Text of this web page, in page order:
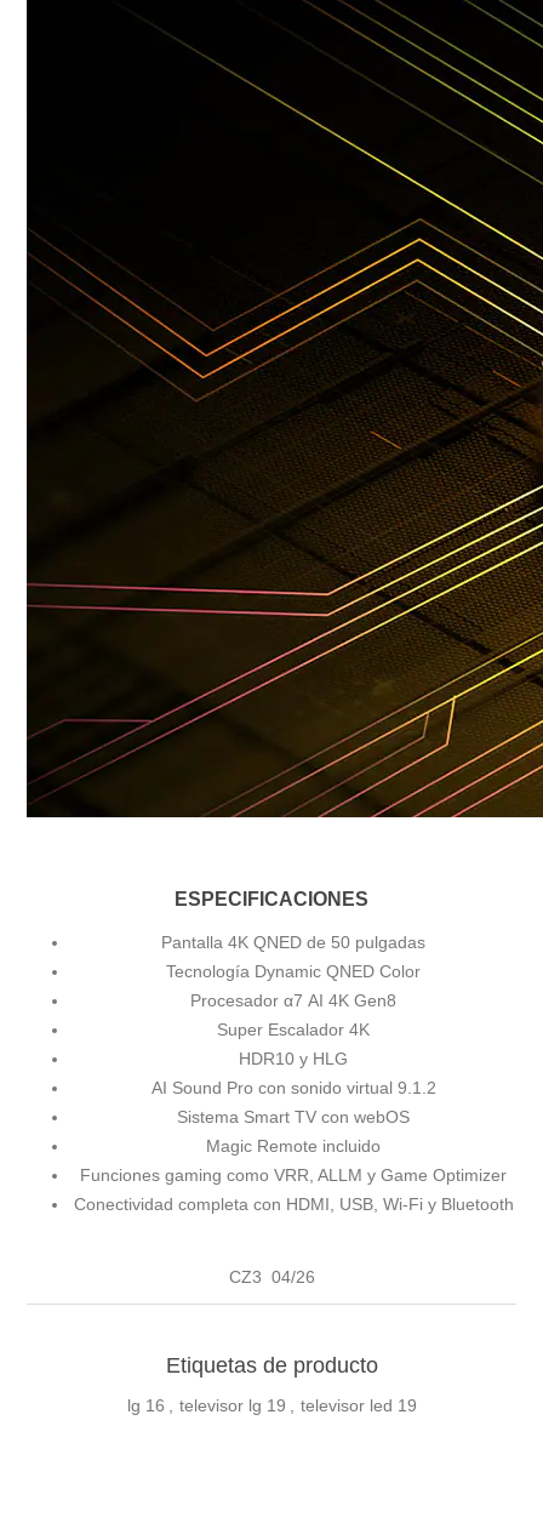
ESPECIFICACIONES
Pantalla 4K QNED de 50 pulgadas
Tecnología Dynamic QNED Color
Procesador α7 AI 4K Gen8
Super Escalador 4K
HDR10 y HLG
AI Sound Pro con sonido virtual 9.1.2
Sistema Smart TV con webOS
Magic Remote incluido
Funciones gaming como VRR, ALLM y Game Optimizer
Conectividad completa con HDMI, USB, Wi-Fi y Bluetooth
CZ3 04/26
Etiquetas de producto
lg 16 , televisor lg 19 , televisor led 19